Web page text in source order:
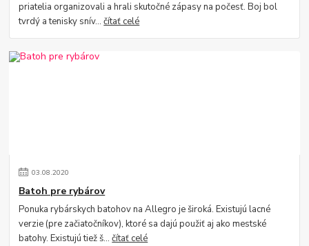
priatelia organizovali a hrali skutočné zápasy na počesť. Boj bol
tvrdý a tenisky snív...čítať celé
03.08.2020
Batoh pre rybárov
Ponuka rybárskych batohov na Allegro je široká. Existujú lacné
verzie (pre začiatočníkov), ktoré sa dajú použiť aj ako mestské
batohy. Existujú tiež š...čítať celé